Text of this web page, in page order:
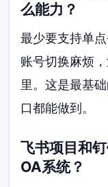
么能力？
最少要支持单
账号切换麻烦
里。这是最基
口都能做到。
飞书项目和
OA系统？